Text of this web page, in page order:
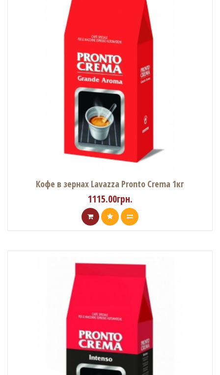
Кофе в зернах Lavazza Pronto Crema 1кг
1115.00грн.